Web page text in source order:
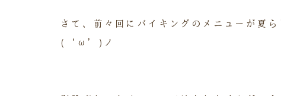
さて、前々回にバイキングのメニューが夏
(‘ω’)ノ